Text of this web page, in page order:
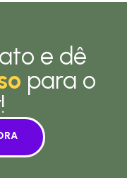
e dê
para o